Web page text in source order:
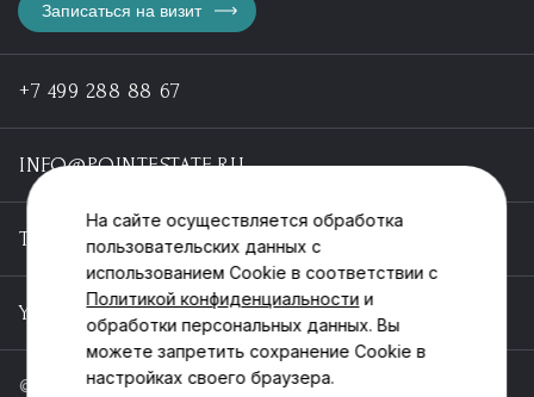
Записаться на визит
+7 499 288 88 67
INFO@POINTESTATE.RU
TELEGRAM
YOUTUBE
© ООО «Пойнт эстейт», ИНН 55546464612,
На сайте осуществляется обработка
пользовательских данных с
использованием Cookie в соответствии с
Политикой конфиденциальности и
обработки персональных данных. Вы
можете запретить сохранение Cookie в
настройках своего браузера.